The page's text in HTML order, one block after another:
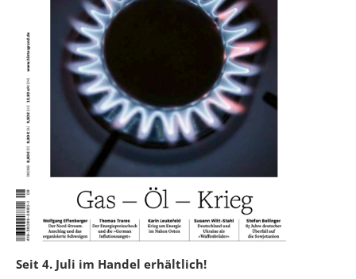
Seit 4. Juli im Handel erhältlich!